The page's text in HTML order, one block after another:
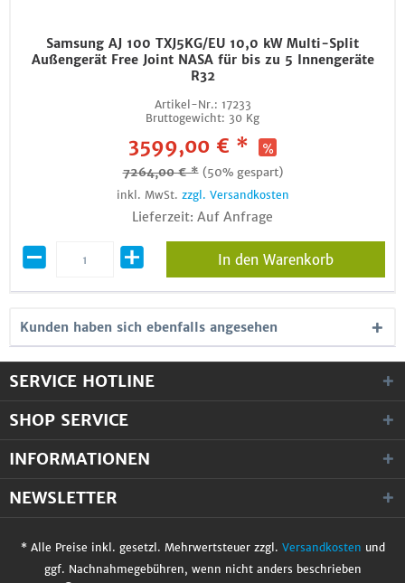
Samsung AJ 100 TXJ5KG/EU 10,0 kW Multi-Split
Außengerät Free Joint NASA für bis zu 5 Innengeräte
R32
Artikel-Nr.: 17233
Bruttogewicht: 30 Kg
3599,00 € *
7264,00 € * (50% gespart)
inkl. MwSt. zzgl. Versandkosten
Lieferzeit: Auf Anfrage
In den Warenkorb
Kunden haben sich ebenfalls angesehen
SERVICE HOTLINE
SHOP SERVICE
INFORMATIONEN
NEWSLETTER
* Alle Preise inkl. gesetzl. Mehrwertsteuer zzgl. Versandkosten und
ggf. Nachnahmegebühren, wenn nicht anders beschrieben